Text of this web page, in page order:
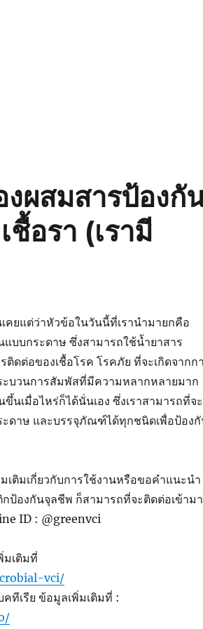
ป๋าเครื่องสำอาง กับวิธีป้องกันที่มีกลิ่นหอ
ผสมสารป้องกั
อรา (เรามี
คยแต่ว่าหัวข้อในวันนี้ที่เรานำมายกคือ
บบกระดาษ ซึ่งสามารถใช้น้ำยาสาร
ดต่อของเชื้อโรค โรคภัย ที่จะเกิดจากก
ะบวนการสัมพัสที่มีความหลากหลายมาก
นเมื่อไหร่ก็ได้นั่นเอง ซึ่งเราสามารถที่จะ
ดาษ และบรรจุภัณฑ์ได้ทุกชนิดเพื่อป้อง
ติมเกี่ยวกับการใช้งานหรือขอคำแนะนำ
ป้องกันจุลชีพ ก็สามารถที่จะติดต่อเข้าม
ID : @greenvci
เติมที่
vci/
ทีเรีย ข้อมูลเพิ่มเติมที่ :